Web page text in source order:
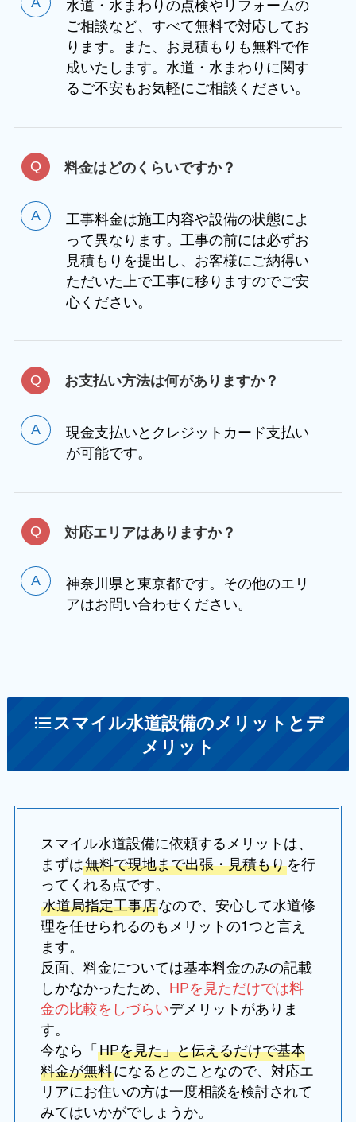
ご相談など、すべて無料で対応してお
ります。また、お見積もりも無料で作
成いたします。水道・水まわりに関す
るご不安もお気軽にご相談ください。
料金はどのくらいですか？
工事料金は施工内容や設備の状態によ
って異なります。工事の前には必ずお
見積もりを提出し、お客様にご納得い
ただいた上で工事に移りますのでご安
心ください。
お支払い方法は何がありますか？
現金支払いとクレジットカード支払い
が可能です。
対応エリアはありますか？
神奈川県と東京都です。その他のエリ
アはお問い合わせください。
スマイル水道設備のメリットとデ
メリット
スマイル水道設備に依頼するメリットは、
まずは無料で現地まで出張・見積もりを行
ってくれる点です。
水道局指定工事店なので、安心して水道修
理を任せられるのもメリットの1つと言え
ます。
反面、料金については基本料金のみの記載
しかなかったため、 HPを見ただけでは料
金の比較をしづらいデメリットがありま
す。
今なら「HPを見た」と伝えるだけで基本
料金が無料になるとのことなので、対応エ
リアにお住いの方は一度相談を検討されて
みてはいかがでしょうか。